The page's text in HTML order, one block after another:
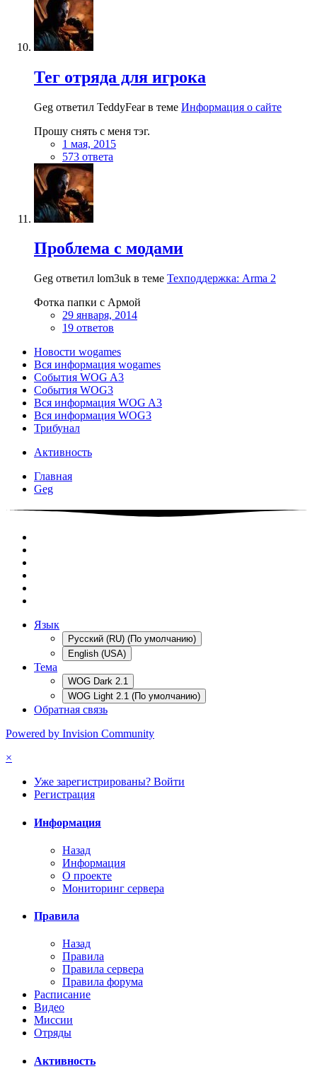
Тег отряда для игрока
Geg ответил TeddyFear в теме Информация о сайте
Прошу снять с меня тэг.
1 мая, 2015
573 ответа
Проблема с модами
Geg ответил lom3uk в теме Техподдержка: Arma 2
Фотка папки с Армой
29 января, 2014
19 ответов
Новости wogames
Вся информация wogames
События WOG A3
События WOG3
Вся информация WOG A3
Вся информация WOG3
Трибунал
Активность
Главная
Geg
Язык
Русский (RU) (По умолчанию)
English (USA)
Тема
WOG Dark 2.1
WOG Light 2.1 (По умолчанию)
Обратная связь
Powered by Invision Community
×
Уже зарегистрированы? Войти
Регистрация
Информация
Назад
Информация
О проекте
Мониторинг сервера
Правила
Назад
Правила
Правила сервера
Правила форума
Расписание
Видео
Миссии
Отряды
Активность